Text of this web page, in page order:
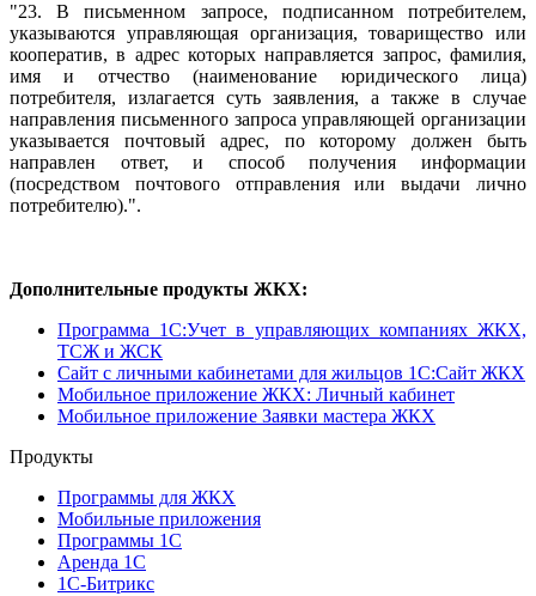
"23. В письменном запросе, подписанном потребителем,
указываются управляющая организация, товарищество или
кооператив, в адрес которых направляется запрос, фамилия,
имя и отчество (наименование юридического лица)
потребителя, излагается суть заявления, а также в случае
направления письменного запроса управляющей организации
указывается почтовый адрес, по которому должен быть
направлен ответ, и способ получения информации
(посредством почтового отправления или выдачи лично
потребителю).".
Дополнительные продукты ЖКХ:
Программа 1C:Учет в управляющих компаниях ЖКХ,
ТСЖ и ЖСК
Сайт с личными кабинетами для жильцов 1С:Сайт ЖКХ
Мобильное приложение ЖКХ: Личный кабинет
Мобильное приложение Заявки мастера ЖКХ
Продукты
Программы для ЖКХ
Мобильные приложения
Программы 1С
Аренда 1С
1С-Битрикс